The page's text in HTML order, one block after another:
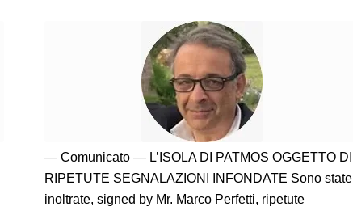
— Comunicato — L’ISOLA DI PATMOS OGGETTO DI
RIPETUTE SEGNALAZIONI INFONDATE Sono state
inoltrate, signed by Mr. Marco Perfetti, ripetute